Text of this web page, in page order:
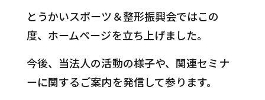
とうかいスポーツ＆整形振興会ではこの
度、ホームページを立ち上げました。
今後、当法人の活動の様子や、関連セミナ
ーに関するご案内を発信して参ります。